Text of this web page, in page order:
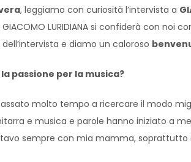
, leggiamo con curiosità l’intervista a
LURIDIANA si confiderà con noi
e diamo un caloroso
passione per la musica?
molto tempo a ricercare il modo
e musica e parole hanno iniziato a
sempre con mia mamma, soprattutto